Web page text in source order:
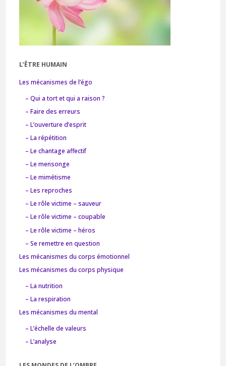
L’ÊTRE HUMAIN
Les mécanismes de l’égo
– Qui a tort et qui a raison ?
– Faire des erreurs
– L’ouverture d’esprit
– La répétition
– Le chantage affectif
– Le mensonge
– Le mimétisme
– Les reproches
– Le rôle victime – sauveur
– Le rôle victime – coupable
– Le rôle victime – héros
– Se remettre en question
Les mécanismes du corps émotionnel
Les mécanismes du corps physique
– La nutrition
– La respiration
Les mécanismes du mental
– L’échelle de valeurs
– L’analyse